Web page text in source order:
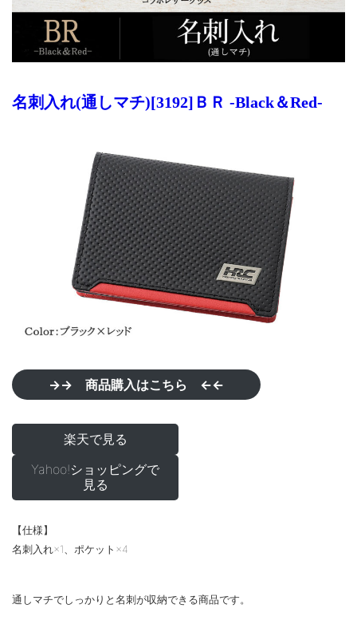
名刺入れ(通しマチ)[3192]ＢＲ -Black＆Red-
→→ 商品購入はこちら ←←
楽天で見る
Yahoo!ショッピングで
見る
【仕様】
名刺入れ×1、ポケット×4
通しマチでしっかりと名刺が収納できる商品です。